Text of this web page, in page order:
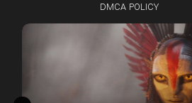
DMCA POLICY